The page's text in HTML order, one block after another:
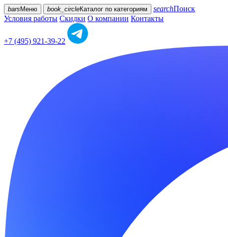
bars Меню book_circleКаталог по категориям searchПоиск
Условия работы Скидки О компании Контакты
+7 (495) 921-39-22